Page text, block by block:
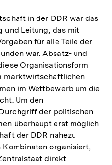
in der DDR war das
und Leitung, das mit
für alle Teile der
war. Absatz- und
Organisationsform
marktwirtschaftlichen
im Wettbewerb um die
Um den
der politischen
überhaupt erst möglich
der DDR nahezu
organisiert,
direkt